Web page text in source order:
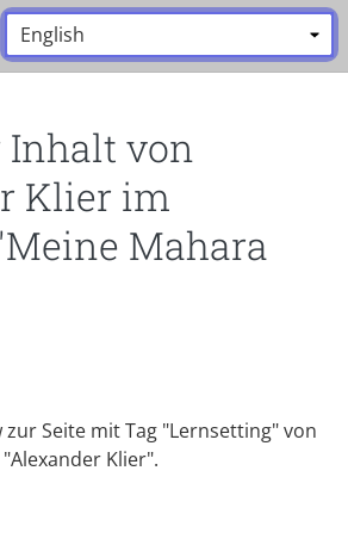
Sprache:
Inhalt von
Klier im
Mahara
zur Seite mit Tag "Lernsetting" von
"Alexander Klier".